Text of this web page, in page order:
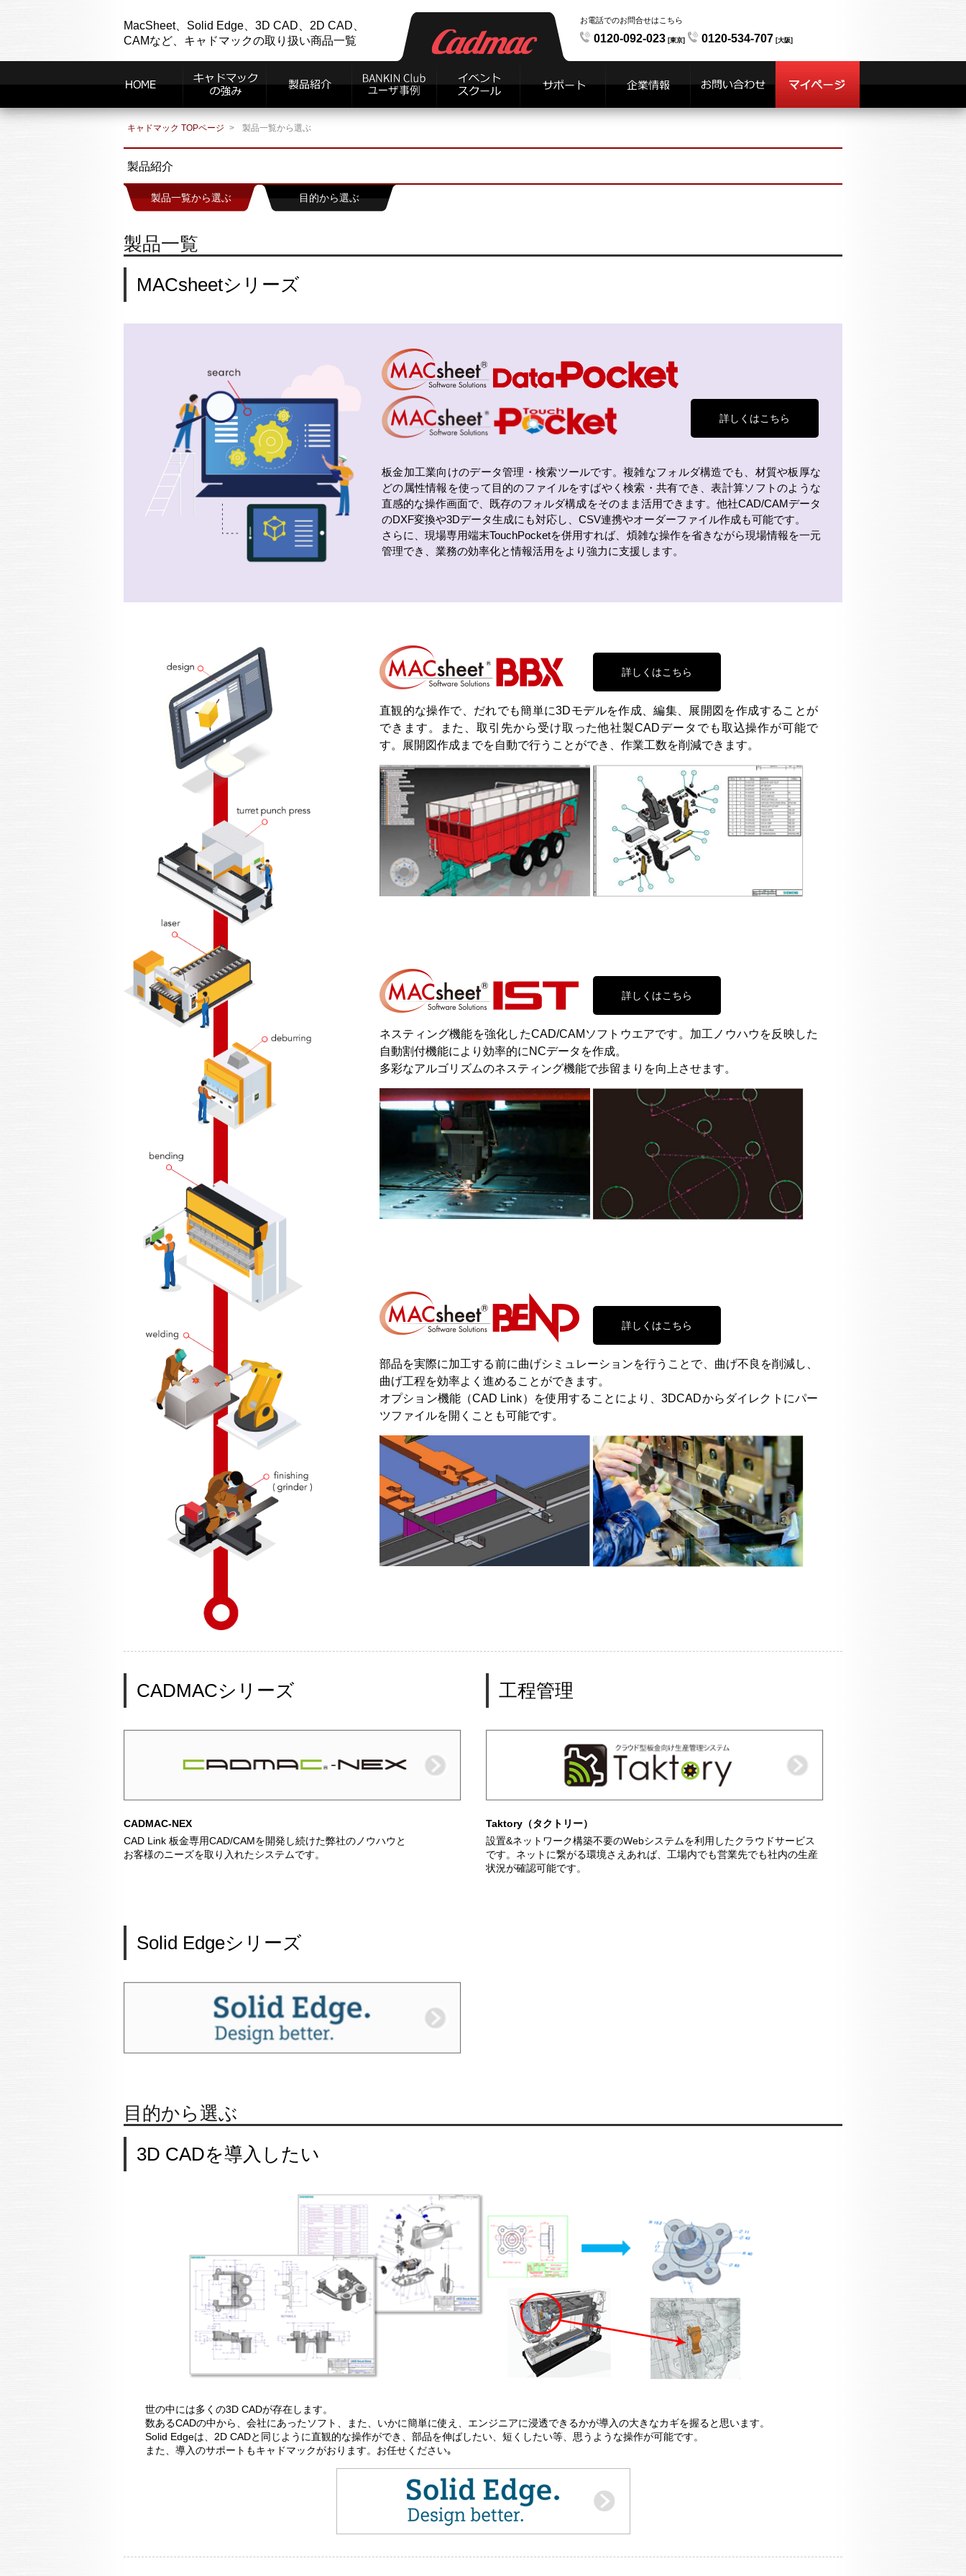
MacSheet、Solid Edge、3D CAD、2D CAD、
CAMなど、キャドマックの取り扱い商品一覧
お電話でのお問合せはこちら
0120-092-023 [東京] 0120-534-707 [大阪]
キャドマック TOPページ 製品一覧から選ぶ
製品紹介
製品一覧から選ぶ 目的から選ぶ
製品一覧
MACsheetシリーズ
詳しくはこちら
板金加工業向けのデータ管理・検索ツールです。複雑なフォルダ構造でも、材質や板厚な
どの属性情報を使って目的のファイルをすばやく検索・共有でき、表計算ソフトのような
直感的な操作画面で、既存のフォルダ構成をそのまま活用できます。他社CAD/CAMデータ
のDXF変換や3Dデータ生成にも対応し、CSV連携やオーダーファイル作成も可能です。
さらに、現場専用端末TouchPocketを併用すれば、煩雑な操作を省きながら現場情報を一元
管理でき、業務の効率化と情報活用をより強力に支援します。
詳しくはこちら
直観的な操作で、だれでも簡単に3Dモデルを作成、編集、展開図を作成することが
できます。また、取引先から受け取った他社製CADデータでも取込操作が可能で
す。展開図作成までを自動で行うことができ、作業工数を削減できます。
詳しくはこちら
ネスティング機能を強化したCAD/CAMソフトウエアです。加工ノウハウを反映した
自動割付機能により効率的にNCデータを作成。
多彩なアルゴリズムのネスティング機能で歩留まりを向上させます。
詳しくはこちら
部品を実際に加工する前に曲げシミュレーションを行うことで、曲げ不良を削減し、
曲げ工程を効率よく進めることができます。
オプション機能（CAD Link）を使用することにより、3DCADからダイレクトにパー
ツファイルを開くことも可能です。
CADMACシリーズ
CADMAC-NEX
CAD Link 板金専用CAD/CAMを開発し続けた弊社のノウハウと
お客様のニーズを取り入れたシステムです。
工程管理
Taktory（タクトリー）
設置&ネットワーク構築不要のWebシステムを利用したクラウドサービス
です。ネットに繋がる環境さえあれば、工場内でも営業先でも社内の生産
状況が確認可能です。
Solid Edgeシリーズ
目的から選ぶ
3D CADを導入したい
世の中には多くの3D CADが存在します。
数あるCADの中から、会社にあったソフト、また、いかに簡単に使え、エンジニアに浸透できるかが導入の大きなカギを握ると思います。
Solid Edgeは、2D CADと同じように直観的な操作ができ、部品を伸ばしたい、短くしたい等、思うような操作が可能です。
また、導入のサポートもキャドマックがおります。お任せください｡